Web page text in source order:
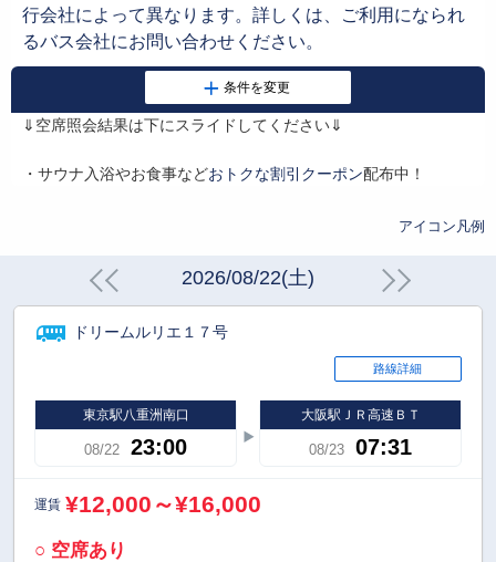
行会社によって異なります。詳しくは、ご利用になられ
るバス会社にお問い合わせください。
⇓空席照会結果は下にスライドしてください⇓
・サウナ入浴やお食事などおトクな割引クーポン配布中！
アイコン凡例
2026/08/22(土)
ドリームルリエ１７号
路線詳細
東京駅八重洲南口
08/22 23:00
大阪駅ＪＲ高速ＢＴ
08/23 07:31
運賃 ¥12,000～¥16,000
○ 空席あり